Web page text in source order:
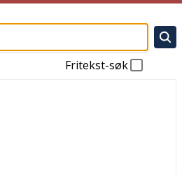
Fritekst-søk